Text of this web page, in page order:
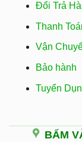
Đổi Trả
Thanh
Vận
Bảo hành
Tuyển
BẤM